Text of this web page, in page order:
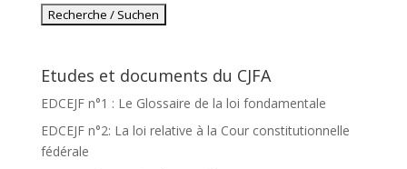
Etudes et documents du CJFA
EDCEJF n°1 : Le Glossaire de la loi fondamentale
EDCEJF n°2: La loi relative à la Cour constitutionnelle
fédérale